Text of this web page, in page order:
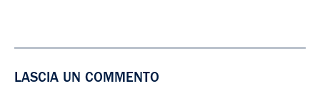
LASCIA UN COMMENTO